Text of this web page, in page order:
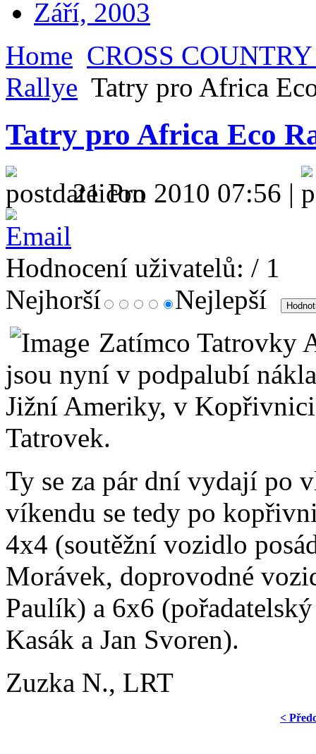
Září, 2003
Home CROSS
Rallye Tatry pro Africa
Tatry pro Africa Eco
21 Pro 2010 07:56 |
Hodnocení uživatelů: / 1
Nejhorší
Nejlepší
Zatímco Tatrovky
jsou nyní v podpalubí
Jižní Ameriky, v
Tatrovek.
Ty se za pár dní vydají po
víkendu se tedy po
4x4 (soutěžní vozidlo
Morávek, doprovodné
Paulík) a 6x6
Kasák a Jan Svoren).
Zuzka N., LRT
<